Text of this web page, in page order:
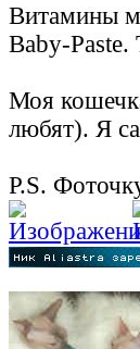
Витамины
Baby-Pastе.
Моя
любят). Я
P.S.